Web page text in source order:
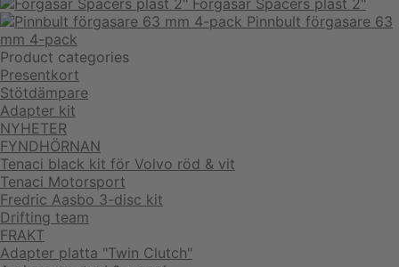
Förgasar Spacers plast 2"
Pinnbult förgasare 63
mm 4-pack
Product categories
Presentkort
Stötdämpare
Adapter kit
NYHETER
FYNDHÖRNAN
Tenaci black kit för Volvo röd & vit
Tenaci Motorsport
Fredric Aasbo 3-disc kit
Drifting team
FRAKT
Adapter platta "Twin Clutch"